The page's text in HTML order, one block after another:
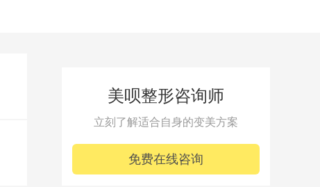
美呗整形咨询师
立刻了解适合自身的变美方案
免费在线咨询